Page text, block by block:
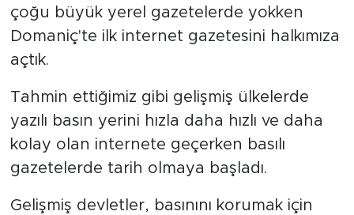
çoğu büyük yerel gazetelerde yokken
Domaniç'te ilk internet gazetesini halkımıza
açtık.
Tahmin ettiğimiz gibi gelişmiş ülkelerde
yazılı basın yerini hızla daha hızlı ve daha
kolay olan internete geçerken basılı
gazetelerde tarih olmaya başladı.
Gelişmiş devletler, basınını korumak için